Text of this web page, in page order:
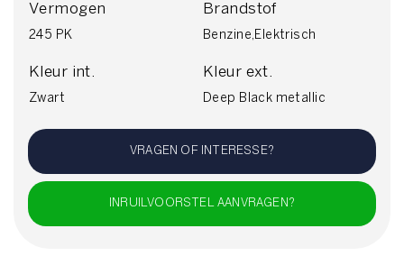
Vermogen
245 PK
Brandstof
Benzine,Elektrisch
Kleur int.
Zwart
Kleur ext.
Deep Black metallic
VRAGEN OF INTERESSE?
INRUILVOORSTEL AANVRAGEN?